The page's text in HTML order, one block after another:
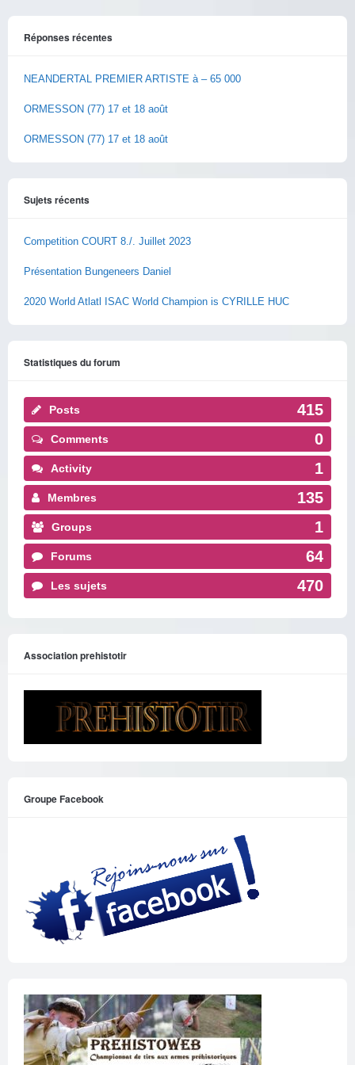
Réponses récentes
NEANDERTAL PREMIER ARTISTE à – 65 000
ORMESSON (77) 17 et 18 août
ORMESSON (77) 17 et 18 août
Sujets récents
Competition COURT 8./. Juillet 2023
Présentation Bungeneers Daniel
2020 World Atlatl ISAC World Champion is CYRILLE HUC
Statistiques du forum
Posts 415
Comments 0
Activity 1
Membres 135
Groups 1
Forums 64
Les sujets 470
Association prehistotir
Groupe Facebook